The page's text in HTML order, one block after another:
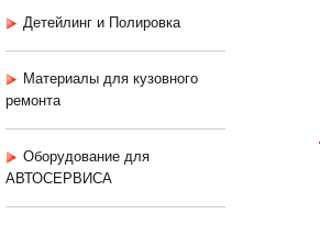
Детейлинг и Полировка
Материалы для кузовного
ремонта
Оборудование для
АВТОСЕРВИСА